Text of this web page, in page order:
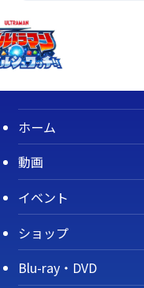
ホーム
動画
イベント
ショップ
Blu-ray・DVD